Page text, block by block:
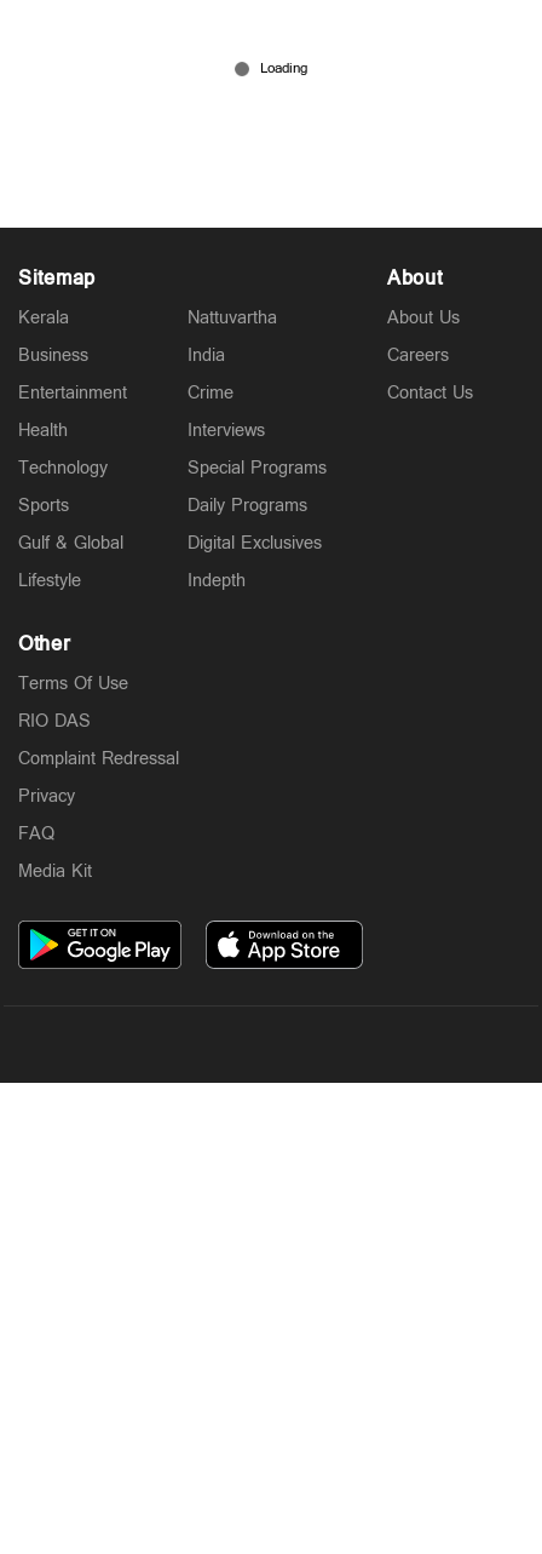
അശ്ലീല ചിത്രങ്ങളിൽ അഭിനയിച്ച് പണം
സമ്പാദിച്ചെന്ന ശ്വേത മേനോനെതിരായ കേസ്
Sitemap
Kerala
Business
Entertainment
Health
Technology
Sports
Gulf & Global
Lifestyle
Nattuvartha
India
Crime
Interviews
Special Programs
Daily Programs
Digital Exclusives
Indepth
About
About Us
Careers
Contact Us
Other
Terms Of Use
RIO DAS
Complaint Redressal
Privacy
FAQ
Media Kit